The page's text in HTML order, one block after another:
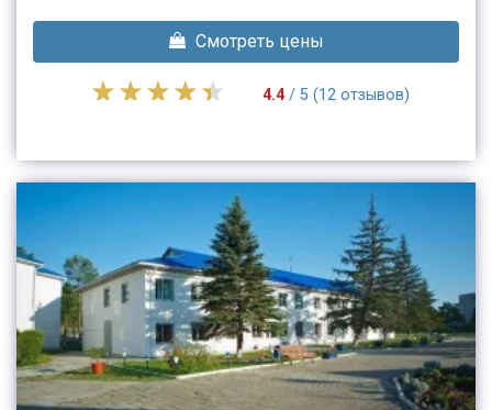
Смотреть цены
4.4/ 5 (12 отзывов)